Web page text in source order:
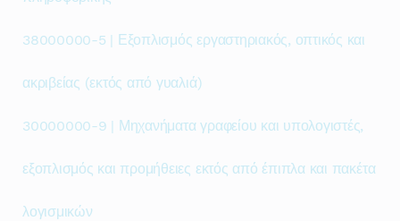
38000000-5 | Εξοπλισμός εργαστηριακός, οπτικός και
ακριβείας (εκτός από γυαλιά)
30000000-9 | Μηχανήματα γραφείου και υπολογιστές,
εξοπλισμός και προμήθειες εκτός από έπιπλα και πακέτα
λογισμικών